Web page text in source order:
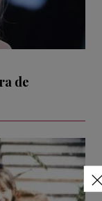
de